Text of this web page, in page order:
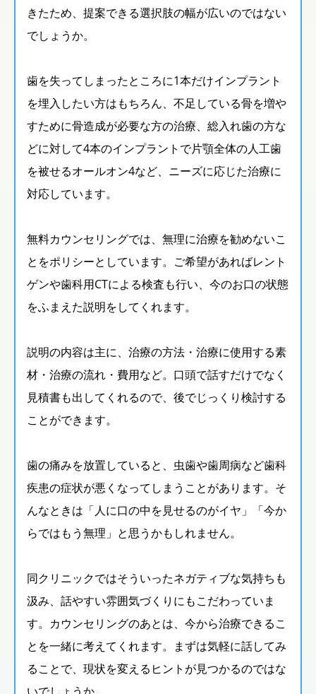
きたため、提案できる選択肢の幅が広いのではない
でしょうか。
歯を失ってしまったところに1本だけインプラント
を埋入したい方はもちろん、不足している骨を増や
すために骨造成が必要な方の治療、総入れ歯の方な
どに対して4本のインプラントで片顎全体の人工歯
を被せるオールオン4など、ニーズに応じた治療に
対応しています。
無料カウンセリングでは、無理に治療を勧めないこ
とをポリシーとしています。ご希望があればレント
ゲンや歯科用CTによる検査も行い、今のお口の状態
をふまえた説明をしてくれます。
説明の内容は主に、治療の方法・治療に使用する素
材・治療の流れ・費用など。口頭で話すだけでなく
見積書も出してくれるので、後でじっくり検討する
ことができます。
歯の痛みを放置していると、虫歯や歯周病など歯科
疾患の症状が悪くなってしまうことがあります。そ
んなときは「人に口の中を見せるのがイヤ」「今か
らではもう無理」と思うかもしれません。
同クリニックではそういったネガティブな気持ちも
汲み、話やすい雰囲気づくりにもこだわっていま
す。カウンセリングのあとは、今から治療できるこ
とを一緒に考えてくれます。まずは気軽に話してみ
ることで、現状を変えるヒントが見つかるのではな